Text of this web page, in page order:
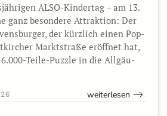
ALSO-Kindertag – am 13.
ganz besondere Attraktion: Der
der kürzlich einen Pop-
Marktstraße eröffnet hat,
Teile-Puzzle in die Allgäu-
weiterlesen